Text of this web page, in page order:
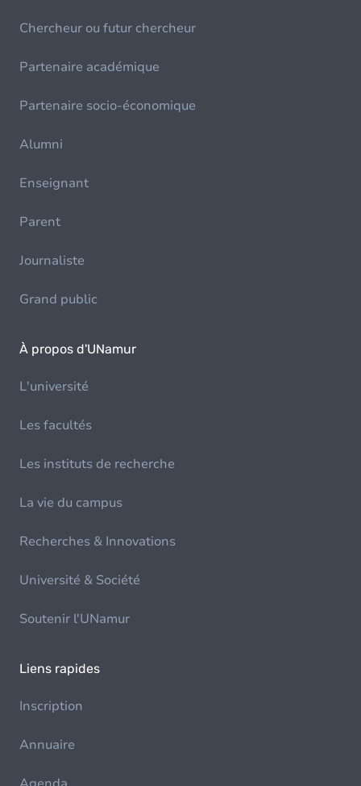
Chercheur ou futur chercheur
Partenaire académique
Partenaire socio-économique
Alumni
Enseignant
Parent
Journaliste
Grand public
À propos d'UNamur
L'université
Les facultés
Les instituts de recherche
La vie du campus
Recherches & Innovations
Université & Société
Soutenir l'UNamur
Liens rapides
Inscription
Annuaire